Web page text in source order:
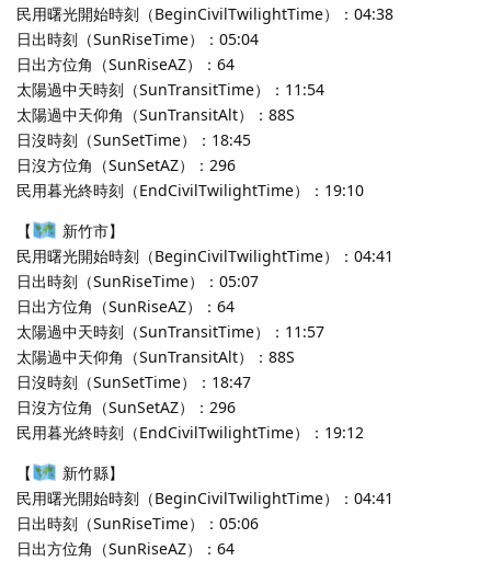
民用曙光開始時刻（BeginCivilTwilightTime）：04:38
日出時刻（SunRiseTime）：05:04
日出方位角（SunRiseAZ）：64
太陽過中天時刻（SunTransitTime）：11:54
太陽過中天仰角（SunTransitAlt）：88S
日沒時刻（SunSetTime）：18:45
日沒方位角（SunSetAZ）：296
民用暮光終時刻（EndCivilTwilightTime）：19:10
【
新竹市】
民用曙光開始時刻（BeginCivilTwilightTime）：04:41
日出時刻（SunRiseTime）：05:07
日出方位角（SunRiseAZ）：64
太陽過中天時刻（SunTransitTime）：11:57
太陽過中天仰角（SunTransitAlt）：88S
日沒時刻（SunSetTime）：18:47
日沒方位角（SunSetAZ）：296
民用暮光終時刻（EndCivilTwilightTime）：19:12
【
新竹縣】
民用曙光開始時刻（BeginCivilTwilightTime）：04:41
日出時刻（SunRiseTime）：05:06
日出方位角（SunRiseAZ）：64